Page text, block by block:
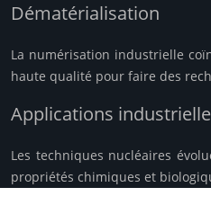
Dématérialisation
La numérisation industrielle
haute qualité pour faire des
Applications
Les techniques nucléaires
propriétés chimiques et